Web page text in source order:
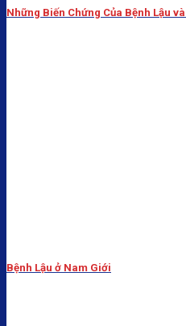
Những Biến Chứng Của Bệnh Lậu
Bệnh Lậu ở Nam Giới